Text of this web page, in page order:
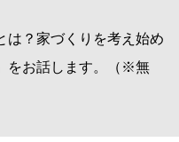
は？家づくりを考え始め
をお話します。（※無